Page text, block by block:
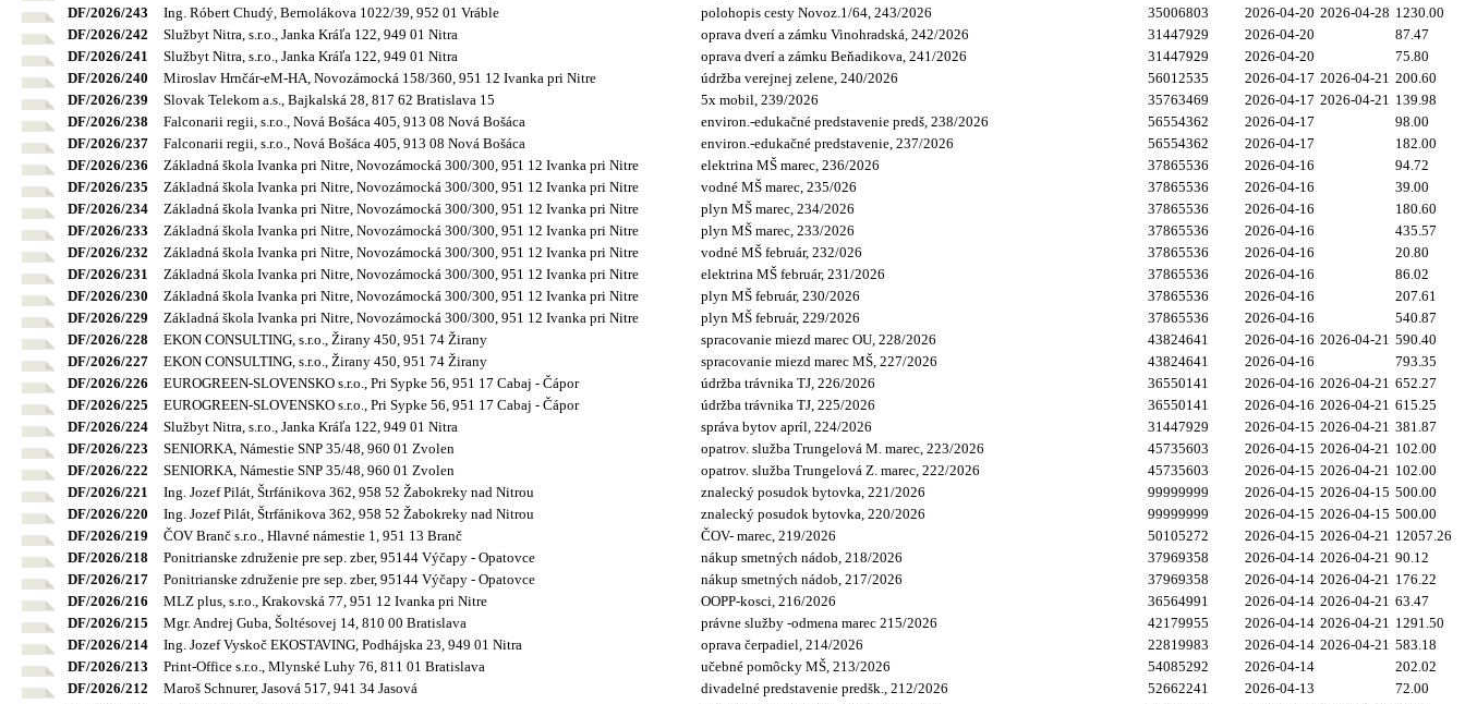
DF/2026/243
Ing. Róbert Chudý, Bernolákova 1022/39, 952 01 Vráble polohopis cesty Novoz.1/64, 243/2026 35006803 2026-04-20 2026-04-28 1230.00
DF/2026/242
Službyt Nitra, s.r.o., Janka Kráľa 122, 949 01 Nitra oprava dverí a zámku Vinohradská, 242/2026 31447929 2026-04-20
87.47
DF/2026/241
Službyt Nitra, s.r.o., Janka Kráľa 122, 949 01 Nitra oprava dverí a zámku Beňadikova, 241/2026 31447929 2026-04-20
75.80
DF/2026/240
Miroslav Hrnčár-eM-HA, Novozámocká 158/360, 951 12 Ivanka pri Nitre údržba verejnej zelene, 240/2026 56012535 2026-04-17 2026-04-21 200.60
DF/2026/239
Slovak Telekom a.s., Bajkalská 28, 817 62 Bratislava 15 5x mobil, 239/2026 35763469 2026-04-17 2026-04-21 139.98
DF/2026/238
Falconarii regii, s.r.o., Nová Bošáca 405, 913 08 Nová Bošáca environ.-edukačné predstavenie predš, 238/2026 56554362 2026-04-17
98.00
DF/2026/237
Falconarii regii, s.r.o., Nová Bošáca 405, 913 08 Nová Bošáca environ.-edukačné predstavenie, 237/2026 56554362 2026-04-17
182.00
DF/2026/236
Základná škola Ivanka pri Nitre, Novozámocká 300/300, 951 12 Ivanka pri Nitre elektrina MŠ marec, 236/2026 37865536 2026-04-16
94.72
DF/2026/235
Základná škola Ivanka pri Nitre, Novozámocká 300/300, 951 12 Ivanka pri Nitre vodné MŠ marec, 235/026 37865536 2026-04-16
39.00
DF/2026/234
Základná škola Ivanka pri Nitre, Novozámocká 300/300, 951 12 Ivanka pri Nitre plyn MŠ marec, 234/2026 37865536 2026-04-16
180.60
DF/2026/233
Základná škola Ivanka pri Nitre, Novozámocká 300/300, 951 12 Ivanka pri Nitre plyn MŠ marec, 233/2026 37865536 2026-04-16
435.57
DF/2026/232
Základná škola Ivanka pri Nitre, Novozámocká 300/300, 951 12 Ivanka pri Nitre vodné MŠ február, 232/026 37865536 2026-04-16
20.80
DF/2026/231
Základná škola Ivanka pri Nitre, Novozámocká 300/300, 951 12 Ivanka pri Nitre elektrina MŠ február, 231/2026 37865536 2026-04-16
86.02
DF/2026/230
Základná škola Ivanka pri Nitre, Novozámocká 300/300, 951 12 Ivanka pri Nitre plyn MŠ február, 230/2026 37865536 2026-04-16
207.61
DF/2026/229
Základná škola Ivanka pri Nitre, Novozámocká 300/300, 951 12 Ivanka pri Nitre plyn MŠ február, 229/2026 37865536 2026-04-16
540.87
DF/2026/228
EKON CONSULTING, s.r.o., Žirany 450, 951 74 Žirany spracovanie miezd marec OU, 228/2026 43824641 2026-04-16 2026-04-21 590.40
DF/2026/227
EKON CONSULTING, s.r.o., Žirany 450, 951 74 Žirany spracovanie miezd marec MŠ, 227/2026 43824641 2026-04-16
793.35
DF/2026/226
EUROGREEN-SLOVENSKO s.r.o., Pri Sypke 56, 951 17 Cabaj - Čápor údržba trávnika TJ, 226/2026 36550141 2026-04-16 2026-04-21 652.27
DF/2026/225
EUROGREEN-SLOVENSKO s.r.o., Pri Sypke 56, 951 17 Cabaj - Čápor údržba trávnika TJ, 225/2026 36550141 2026-04-16 2026-04-21 615.25
DF/2026/224
Službyt Nitra, s.r.o., Janka Kráľa 122, 949 01 Nitra správa bytov apríl, 224/2026 31447929 2026-04-15 2026-04-21 381.87
DF/2026/223
SENIORKA, Námestie SNP 35/48, 960 01 Zvolen opatrov. služba Trungelová M. marec, 223/2026 45735603 2026-04-15 2026-04-21 102.00
DF/2026/222
SENIORKA, Námestie SNP 35/48, 960 01 Zvolen opatrov. služba Trungelová Z. marec, 222/2026 45735603 2026-04-15 2026-04-21 102.00
DF/2026/221
Ing. Jozef Pilát, Štrfánikova 362, 958 52 Žabokreky nad Nitrou znalecký posudok bytovka, 221/2026 99999999 2026-04-15 2026-04-15 500.00
DF/2026/220
Ing. Jozef Pilát, Štrfánikova 362, 958 52 Žabokreky nad Nitrou znalecký posudok bytovka, 220/2026 99999999 2026-04-15 2026-04-15 500.00
DF/2026/219
ČOV Branč s.r.o., Hlavné námestie 1, 951 13 Branč ČOV- marec, 219/2026 50105272 2026-04-15 2026-04-21 12057.26
DF/2026/218
Ponitrianske združenie pre sep. zber, 95144 Výčapy - Opatovce nákup smetných nádob, 218/2026 37969358 2026-04-14 2026-04-21 90.12
DF/2026/217
Ponitrianske združenie pre sep. zber, 95144 Výčapy - Opatovce nákup smetných nádob, 217/2026 37969358 2026-04-14 2026-04-21 176.22
DF/2026/216
MLZ plus, s.r.o., Krakovská 77, 951 12 Ivanka pri Nitre OOPP-kosci, 216/2026 36564991 2026-04-14 2026-04-21 63.47
DF/2026/215
Mgr. Andrej Guba, Šoltésovej 14, 810 00 Bratislava právne služby -odmena marec 215/2026 42179955 2026-04-14 2026-04-21 1291.50
DF/2026/214
Ing. Jozef Vyskoč EKOSTAVING, Podhájska 23, 949 01 Nitra oprava čerpadiel, 214/2026 22819983 2026-04-14 2026-04-21 583.18
DF/2026/213
Print-Office s.r.o., Mlynské Luhy 76, 811 01 Bratislava učebné pomôcky MŠ, 213/2026 54085292 2026-04-14
202.02
DF/2026/212
Maroš Schnurer, Jasová 517, 941 34 Jasová divadelné predstavenie predšk., 212/2026 52662241 2026-04-13
72.00